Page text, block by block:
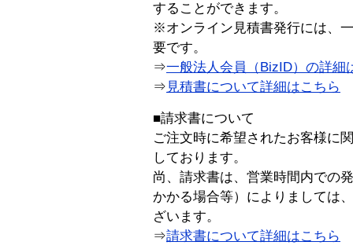
することができます。
※オンライン見積書発行には、
要です。
⇒一般法人会員（BizID）の詳細
⇒ 見積書について詳細はこちら
■請求書について
ご注文時に希望されたお客様に
しております。
尚、請求書は、営業時間内での
かかる場合等）によりましては
ざいます。
⇒請求書について詳細はこちら